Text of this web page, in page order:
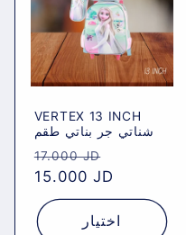
VERTEX 13 INCH
شناتي جر بناتي طقم
Regular
price
17.000 JD
price
15.000 JD
اختيار